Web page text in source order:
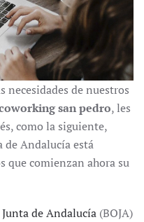
necesidades de nuestros
san pedro, les
como la siguiente,
de Andalucía está
que comienzan ahora su
de Andalucía (BOJA)